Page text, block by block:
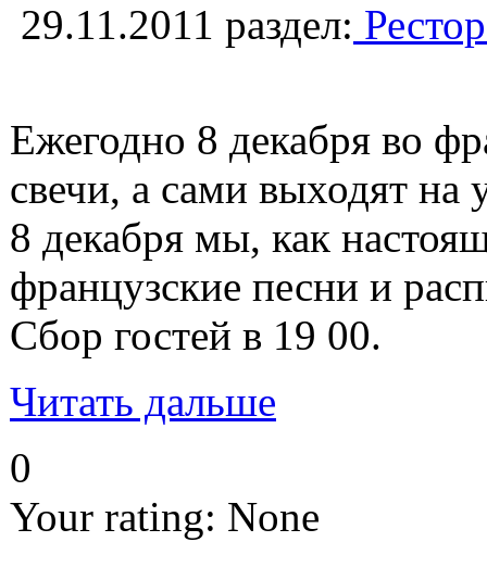
29.11.2011 раздел:
Ежегодно 8 декабря во
свечи, а сами выходят
8 декабря мы, как
французские песни и
Сбор гостей в 19 00.
Читать дальше
0
Your rating: None